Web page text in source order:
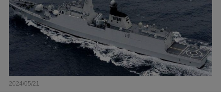
2024/05/21